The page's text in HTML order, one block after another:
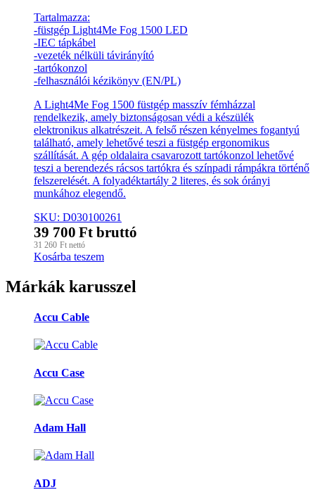
Tartalmazza:
-füstgép Light4Me Fog 1500 LED
-IEC tápkábel
-vezeték nélküli távirányító
-tartókonzol
-felhasználói kézikönyv (EN/PL)
A Light4Me Fog 1500 füstgép masszív fémházzal
rendelkezik, amely biztonságosan védi a készülék
elektronikus alkatrészeit. A felső részen kényelmes fogantyú
található, amely lehetővé teszi a füstgép ergonomikus
szállítását. A gép oldalaira csavarozott tartókonzol lehetővé
teszi a berendezés rácsos tartókra és színpadi rámpákra történő
felszerelését. A folyadéktartály 2 literes, és sok órányi
munkához elegendő.
SKU: D030100261
39 700 Ft bruttó
31 260 Ft nettó
Kosárba teszem
Márkák karusszel
Accu Cable
Accu Case
Adam Hall
ADJ